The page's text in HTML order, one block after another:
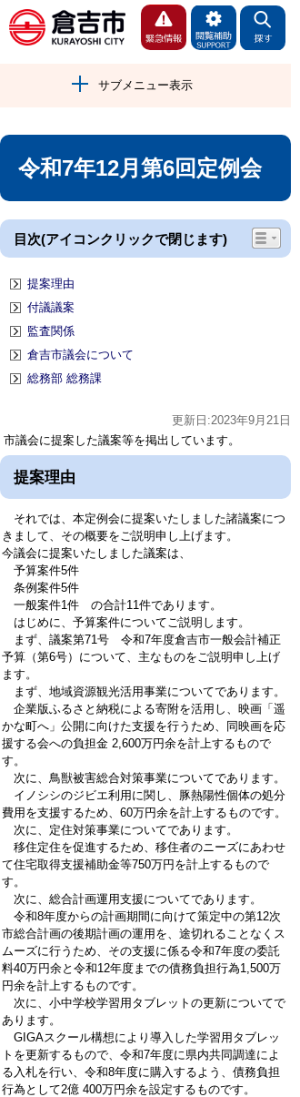
サブメニュー表示
令和7年12月第6回定例会
目次(アイコンクリックで閉じます)
提案理由
付議議案
監査関係
倉吉市議会について
総務部 総務課
更新日:2023年9月21日
市議会に提案した議案等を掲出しています。
提案理由
それでは、本定例会に提案いたしました諸議案につ
きまして、その概要をご説明申し上げます。
今議会に提案いたしました議案は、
予算案件5件
条例案件5件
一般案件1件 の合計11件であります。
はじめに、予算案件についてご説明します。
まず、議案第71号 令和7年度倉吉市一般会計補正
予算（第6号）について、主なものをご説明申し上げ
ます。
まず、地域資源観光活用事業についてであります。
企業版ふるさと納税による寄附を活用し、映画「遥
かな町へ」公開に向けた支援を行うため、同映画を応
援する会への負担金 2,600万円余を計上するもので
す。
次に、鳥獣被害総合対策事業についてであります。
イノシシのジビエ利用に関し、豚熱陽性個体の処分
費用を支援するため、60万円余を計上するものです。
次に、定住対策事業についてであります。
移住定住を促進するため、移住者のニーズにあわせ
て住宅取得支援補助金等750万円を計上するもので
す。
次に、総合計画運用支援についてであります。
令和8年度からの計画期間に向けて策定中の第12次
市総合計画の後期計画の運用を、途切れることなくス
ムーズに行うため、その支援に係る令和7年度の委託
料40万円余と令和12年度までの債務負担行為1,500万
円余を計上するものです。
次に、小中学校学習用タブレットの更新についてで
あります。
GIGAスクール構想により導入した学習用タブレッ
トを更新するもので、令和7年度に県内共同調達によ
る入札を行い、令和8年度に購入するよう、債務負担
行為として2億 400万円余を設定するものです。